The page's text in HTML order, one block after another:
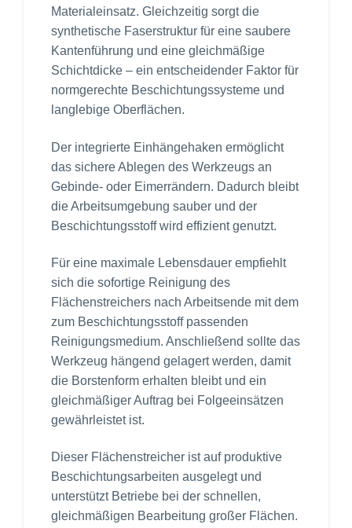
Materialeinsatz. Gleichzeitig sorgt die
synthetische Faserstruktur für eine saubere
Kantenführung und eine gleichmäßige
Schichtdicke – ein entscheidender Faktor für
normgerechte Beschichtungssysteme und
langlebige Oberflächen.
Der integrierte Einhängehaken ermöglicht
das sichere Ablegen des Werkzeugs an
Gebinde- oder Eimerrändern. Dadurch bleibt
die Arbeitsumgebung sauber und der
Beschichtungsstoff wird effizient genutzt.
Für eine maximale Lebensdauer empfiehlt
sich die sofortige Reinigung des
Flächenstreichers nach Arbeitsende mit dem
zum Beschichtungsstoff passenden
Reinigungsmedium. Anschließend sollte das
Werkzeug hängend gelagert werden, damit
die Borstenform erhalten bleibt und ein
gleichmäßiger Auftrag bei Folgeeinsätzen
gewährleistet ist.
Dieser Flächenstreicher ist auf produktive
Beschichtungsarbeiten ausgelegt und
unterstützt Betriebe bei der schnellen,
gleichmäßigen Bearbeitung großer Flächen.